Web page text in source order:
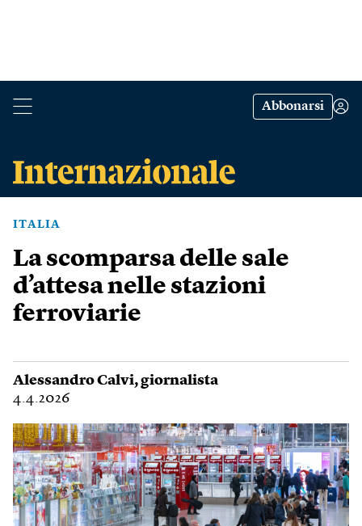
Abbonarsi
ITALIA
La scomparsa delle sale
d’attesa nelle stazioni
ferroviarie
Alessandro Calvi, giornalista
4.4.2026